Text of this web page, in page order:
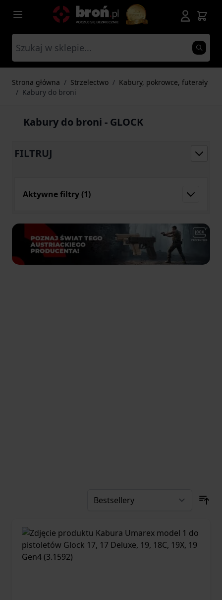
Przejdź do treści
Strona główna / Strzelectwo / Kabury, pokrowce, futerały
/ Kabury do broni
Kabury do broni - GLOCK
FILTRUJ
Aktywne filtry (1)